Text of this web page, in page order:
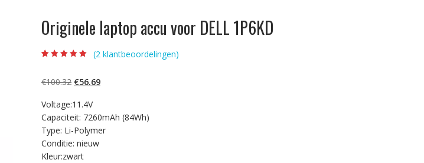
Originele laptop accu voor DELL 1P6KD
gebaseerd op
klantbeoordelinge
(2 klantbeoordelingen)
€100.32 Oorspronkelijke
was:
€100.32.
€56.69Huidige
€56.69.
Voltage:11.4V
Capaciteit: 7260mAh (84Wh)
Type: Li-Polymer
Conditie: nieuw
Kleur:zwart